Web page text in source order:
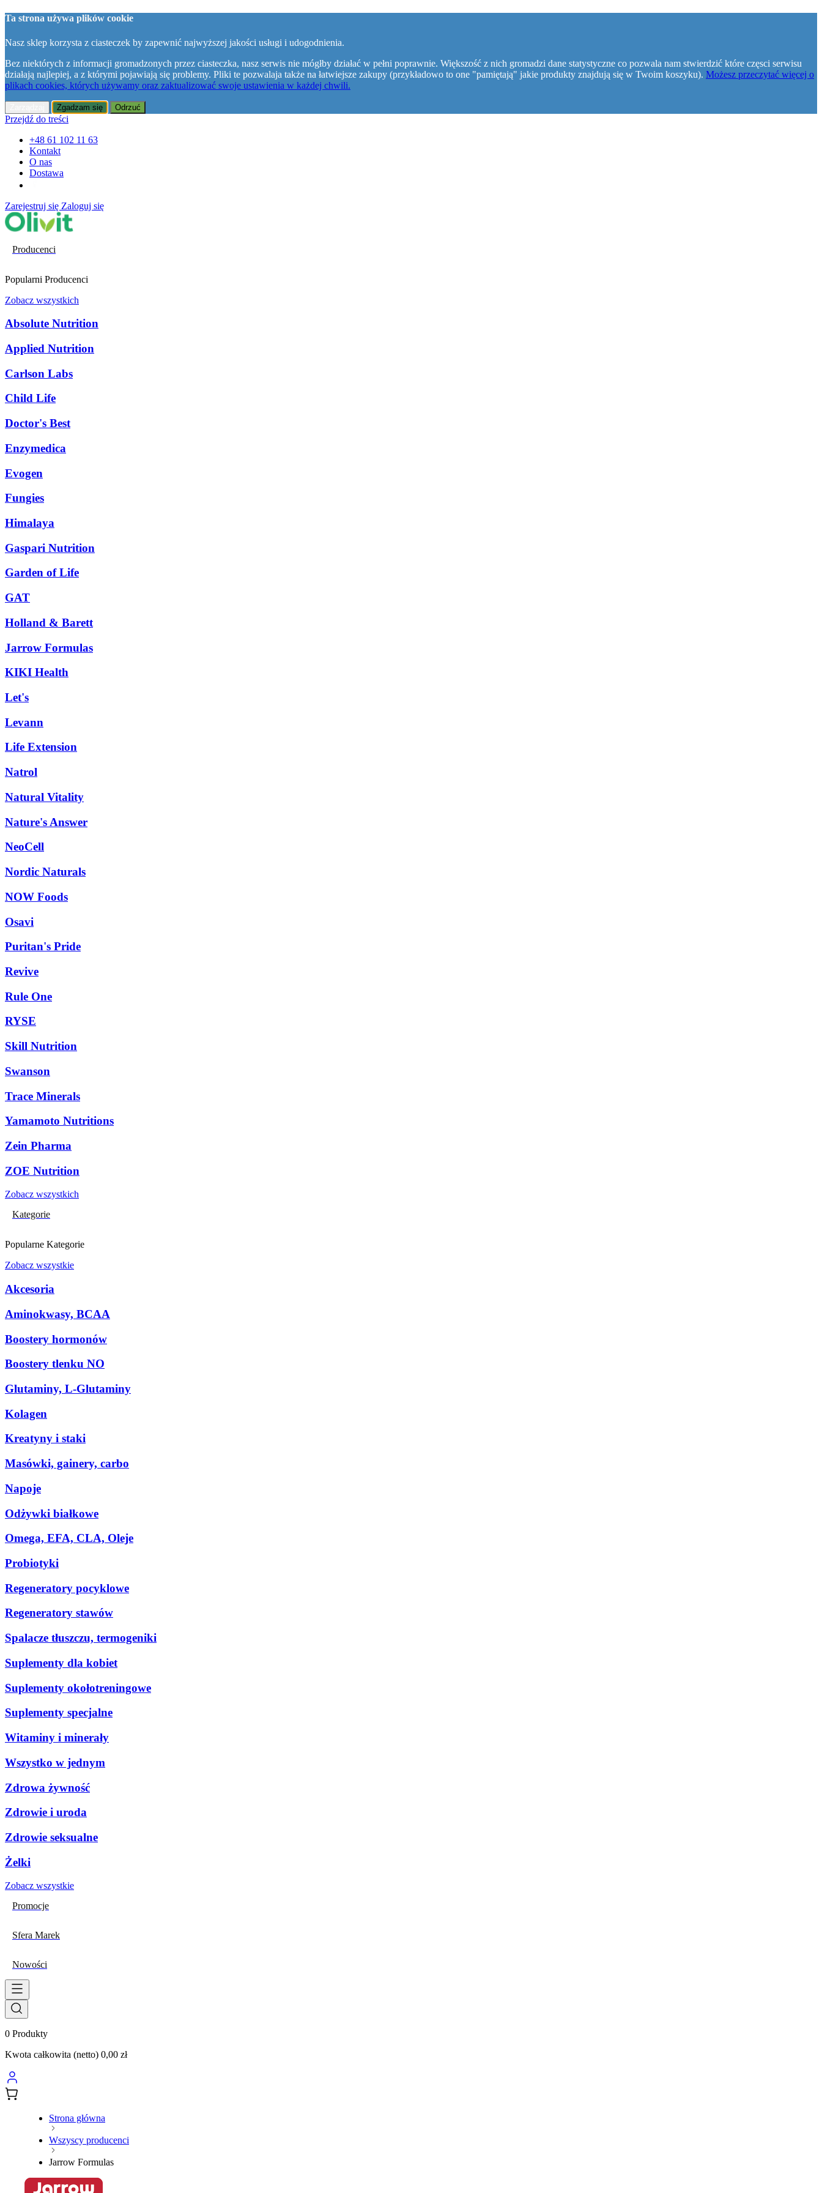
Ta strona używa plików cookie
Nasz sklep korzysta z ciasteczek by zapewnić najwyższej jakości usługi i udogodnienia.
Bez niektórych z informacji gromadzonych przez ciasteczka, nasz serwis nie mógłby działać w pełni poprawnie. Większość z nich gromadzi dane statystyczne co pozwala nam stwierdzić które częsci serwisu
działają najlepiej, a z którymi pojawiają się problemy. Pliki te pozwalaja także na łatwiejsze zakupy (przykładowo to one "pamiętają" jakie produkty znajdują się w Twoim koszyku). Możesz przeczytać więcej o
plikach cookies, których używamy oraz zaktualizować swoje ustawienia w każdej chwili.
Zgadzam się Odrzuć
Przejdź do treści
+48 61 102 11 63
Kontakt
O nas
Dostawa
Zarejestruj się Zaloguj się
Producenci
Popularni Producenci
Zobacz wszystkich
Absolute Nutrition
Applied Nutrition
Carlson Labs
Child Life
Doctor's Best
Enzymedica
Evogen
Fungies
Himalaya
Gaspari Nutrition
Garden of Life
GAT
Holland & Barett
Jarrow Formulas
KIKI Health
Let's
Levann
Life Extension
Natrol
Natural Vitality
Nature's Answer
NeoCell
Nordic Naturals
NOW Foods
Osavi
Puritan's Pride
Revive
Rule One
RYSE
Skill Nutrition
Swanson
Trace Minerals
Yamamoto Nutritions
Zein Pharma
ZOE Nutrition
Zobacz wszystkich
Kategorie
Popularne Kategorie
Zobacz wszystkie
Akcesoria
Aminokwasy, BCAA
Boostery hormonów
Boostery tlenku NO
Glutaminy, L-Glutaminy
Kolagen
Kreatyny i staki
Masówki, gainery, carbo
Napoje
Odżywki białkowe
Omega, EFA, CLA, Oleje
Probiotyki
Regeneratory pocyklowe
Regeneratory stawów
Spalacze tłuszczu, termogeniki
Suplementy dla kobiet
Suplementy okołotreningowe
Suplementy specjalne
Witaminy i minerały
Wszystko w jednym
Zdrowa żywność
Zdrowie i uroda
Zdrowie seksualne
Żelki
Zobacz wszystkie
Promocje
Sfera Marek
Nowości
0 Produkty
Kwota całkowita (netto) 0,00 zł
Strona główna
Wszyscy producenci
Jarrow Formulas